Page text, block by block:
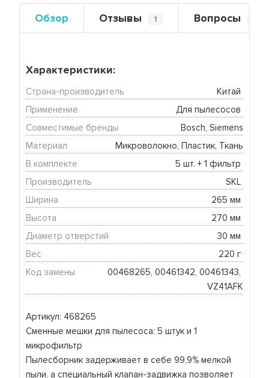
Обзор Отзывы 1 Вопросы
Артикул: 468265
Сменные мешки для пылесоса: 5 штук и 1
микрофильтр
Пылесборник задерживает в себе 99,9% мелкой
пыли, а специальный клапан-задвижка позволяет
Характеристики:
Страна-производитель
Китай
Применение
Для пылесосов
Совместимые бренды
Bosch, Siemens
Материал
Микроволокно, Пластик, Ткань
В комплекте
5 шт. + 1 фильтр
Производитель
SKL
Ширина
265 мм
Высота
270 мм
Диаметр отверстий
30 мм
Вес
220 г
Код замены
00468265, 00461342, 00461343,
VZ41AFK